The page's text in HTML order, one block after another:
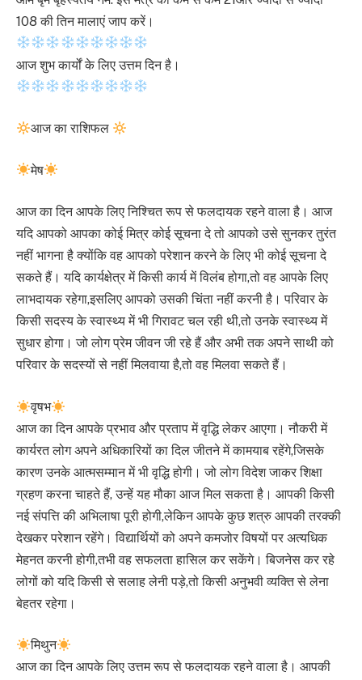
108 की तिन मालाएं जाप करें।
आज शुभ कार्यों के लिए उत्तम दिन है।
आज का राशिफल
मेष
आज का दिन आपके लिए निश्चित रूप से फलदायक रहने वाला है। आज
यदि आपको आपका कोई मित्र कोई सूचना दे तो आपको उसे सुनकर तुरंत
नहीं भागना है क्योंकि वह आपको परेशान करने के लिए भी कोई सूचना दे
सकते हैं। यदि कार्यक्षेत्र में किसी कार्य में विलंब होगा,तो वह आपके लिए
लाभदायक रहेगा,इसलिए आपको उसकी चिंता नहीं करनी है। परिवार के
किसी सदस्य के स्वास्थ्य में भी गिरावट चल रही थी,तो उनके स्वास्थ्य में
सुधार होगा। जो लोग प्रेम जीवन जी रहे हैं और अभी तक अपने साथी को
परिवार के सदस्यों से नहीं मिलवाया है,तो वह मिलवा सकते हैं।
वृषभ
आज का दिन आपके प्रभाव और प्रताप में वृद्धि लेकर आएगा। नौकरी में
कार्यरत लोग अपने अधिकारियों का दिल जीतने में कामयाब रहेंगे,जिसके
कारण उनके आत्मसम्मान में भी वृद्धि होगी। जो लोग विदेश जाकर शिक्षा
ग्रहण करना चाहते हैं, उन्हें यह मौका आज मिल सकता है। आपकी किसी
नई संपत्ति की अभिलाषा पूरी होगी,लेकिन आपके कुछ शत्रु आपकी तरक्की
देखकर परेशान रहेंगे। विद्यार्थियों को अपने कमजोर विषयों पर अत्यधिक
मेहनत करनी होगी,तभी वह सफलता हासिल कर सकेंगे। बिजनेस कर रहे
लोगों को यदि किसी से सलाह लेनी पड़े,तो किसी अनुभवी व्यक्ति से लेना
बेहतर रहेगा।
मिथुन
आज का दिन आपके लिए उत्तम रूप से फलदायक रहने वाला है। आपकी